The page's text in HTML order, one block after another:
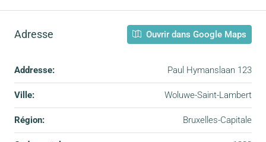
Adresse Ouvrir dans Google Maps
Addresse: Paul Hymanslaan 123
Ville: Woluwe-Saint-Lambert
Région: Bruxelles-Capitale